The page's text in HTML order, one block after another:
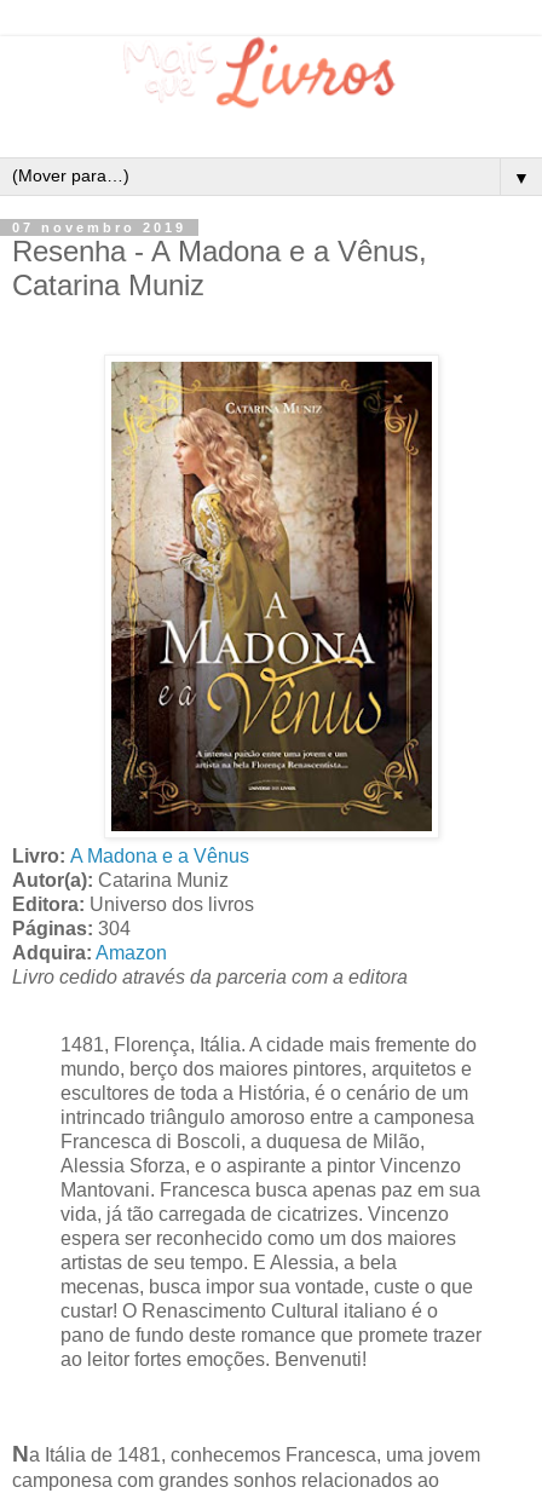
▼
07 novembro 2019
Resenha - A Madona e a Vênus,
Catarina Muniz
Livro: A Madona e a Vênus
Autor(a): Catarina Muniz
Editora: Universo dos livros
Páginas: 304
Adquira: Amazon
Livro cedido através da parceria com a editora
1481, Florença, Itália. A cidade mais fremente do
mundo, berço dos maiores pintores, arquitetos e
escultores de toda a História, é o cenário de um
intrincado triângulo amoroso entre a camponesa
Francesca di Boscoli, a duquesa de Milão,
Alessia Sforza, e o aspirante a pintor Vincenzo
Mantovani. Francesca busca apenas paz em sua
vida, já tão carregada de cicatrizes. Vincenzo
espera ser reconhecido como um dos maiores
artistas de seu tempo. E Alessia, a bela
mecenas, busca impor sua vontade, custe o que
custar! O Renascimento Cultural italiano é o
pano de fundo deste romance que promete trazer
ao leitor fortes emoções. Benvenuti!
Na Itália de 1481, conhecemos Francesca, uma jovem
camponesa com grandes sonhos relacionados ao